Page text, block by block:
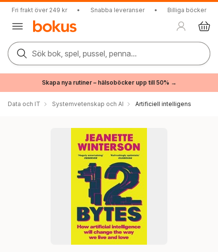
Fri frakt över 249 kr • Snabba leveranser • Billiga böcker
Sök bok, spel, pussel, penna...
Skapa nya rutiner – hälsoböcker upp till 50% →
Data och IT Systemvetenskap och AI Artificiell intelligens